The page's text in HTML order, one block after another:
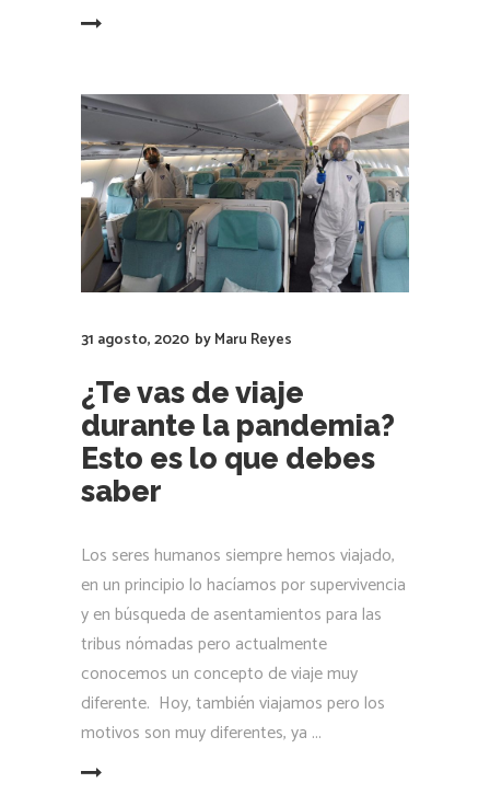
31 agosto, 2020 byMaru Reyes
¿Te vas de viaje
durante la pandemia?
Esto es lo que debes
saber
Los seres humanos siempre hemos viajado,
en un principio lo hacíamos por supervivencia
y en búsqueda de asentamientos para las
tribus nómadas pero actualmente
conocemos un concepto de viaje muy
diferente. Hoy, también viajamos pero los
motivos son muy diferentes, ya